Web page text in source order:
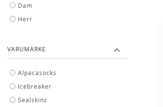
Dam
Herr
VARUMÄRKE
Alpacasocks
Icebreaker
Sealskinz